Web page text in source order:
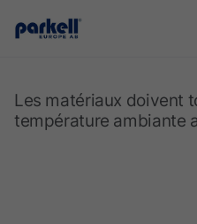
Skip to main content
Les matériaux doivent
température ambiante